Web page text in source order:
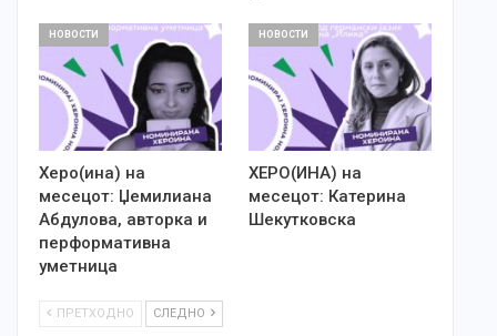
НОВОСТИ
Херо(ина) на
месецот: Џемилиана
Абдулова, авторка и
перформативна
уметница
НОВОСТИ
ХЕРО(ИНА) на
месецот: Катерина
Шекутковска
ПРЕТХОДНО СЛЕДНО